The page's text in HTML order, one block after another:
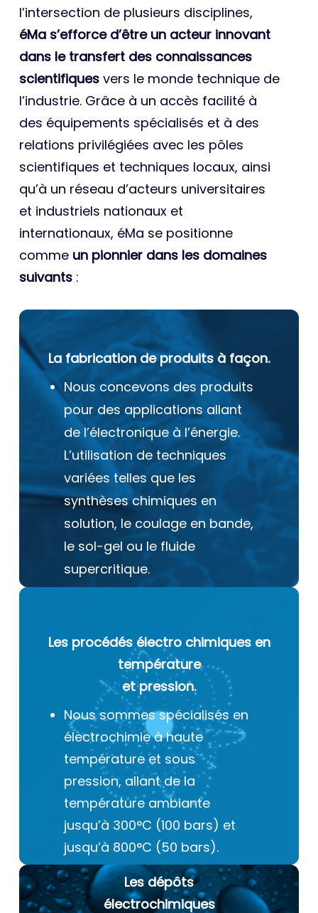
l’intersection de plusieurs disciplines,
éMa s’efforce d’être un acteur innovant
dans le transfert des connaissances
scientifiques vers le monde technique de
l’industrie. Grâce à un accès facilité à
des équipements spécialisés et à des
relations privilégiées avec les pôles
scientifiques et techniques locaux, ainsi
qu’à un réseau d’acteurs universitaires
et industriels nationaux et
internationaux, éMa se positionne
comme un pionnier dans les domaines
suivants :
La fabrication de produits à façon.
Nous concevons des produits
pour des applications allant
de l’électronique à l’énergie.
L’utilisation de techniques
variées telles que les
synthèses chimiques en
solution, le coulage en bande,
le sol-gel ou le fluide
supercritique.
Les procédés électro chimiques en
température
et pression.
Nous sommes spécialisés en
électrochimie à haute
température et sous
pression, allant de la
température ambiante
jusqu’à 300°C (100 bars) et
jusqu’à 800°C (50 bars).
Les dépôts
électrochimiques